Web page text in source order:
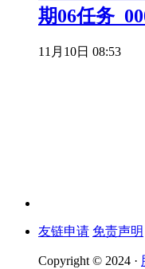
期06任务
11月10日 08:53
友链申请 免责声明
Copyright © 2024 ·